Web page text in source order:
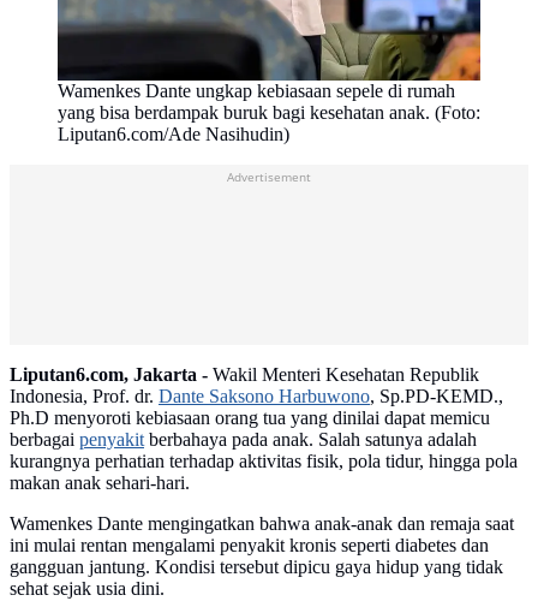
Wamenkes Dante ungkap kebiasaan sepele di rumah
yang bisa berdampak buruk bagi kesehatan anak. (Foto:
Liputan6.com/Ade Nasihudin)
Advertisement
Liputan6.com, Jakarta - Wakil Menteri Kesehatan Republik
Indonesia, Prof. dr. Dante Saksono Harbuwono, Sp.PD-KEMD.,
Ph.D menyoroti kebiasaan orang tua yang dinilai dapat memicu
berbagai penyakitberbahaya pada anak. Salah satunya adalah
kurangnya perhatian terhadap aktivitas fisik, pola tidur, hingga pola
makan anak sehari-hari.
Wamenkes Dante mengingatkan bahwa anak-anak dan remaja saat
ini mulai rentan mengalami penyakit kronis seperti diabetes dan
gangguan jantung. Kondisi tersebut dipicu gaya hidup yang tidak
sehat sejak usia dini.